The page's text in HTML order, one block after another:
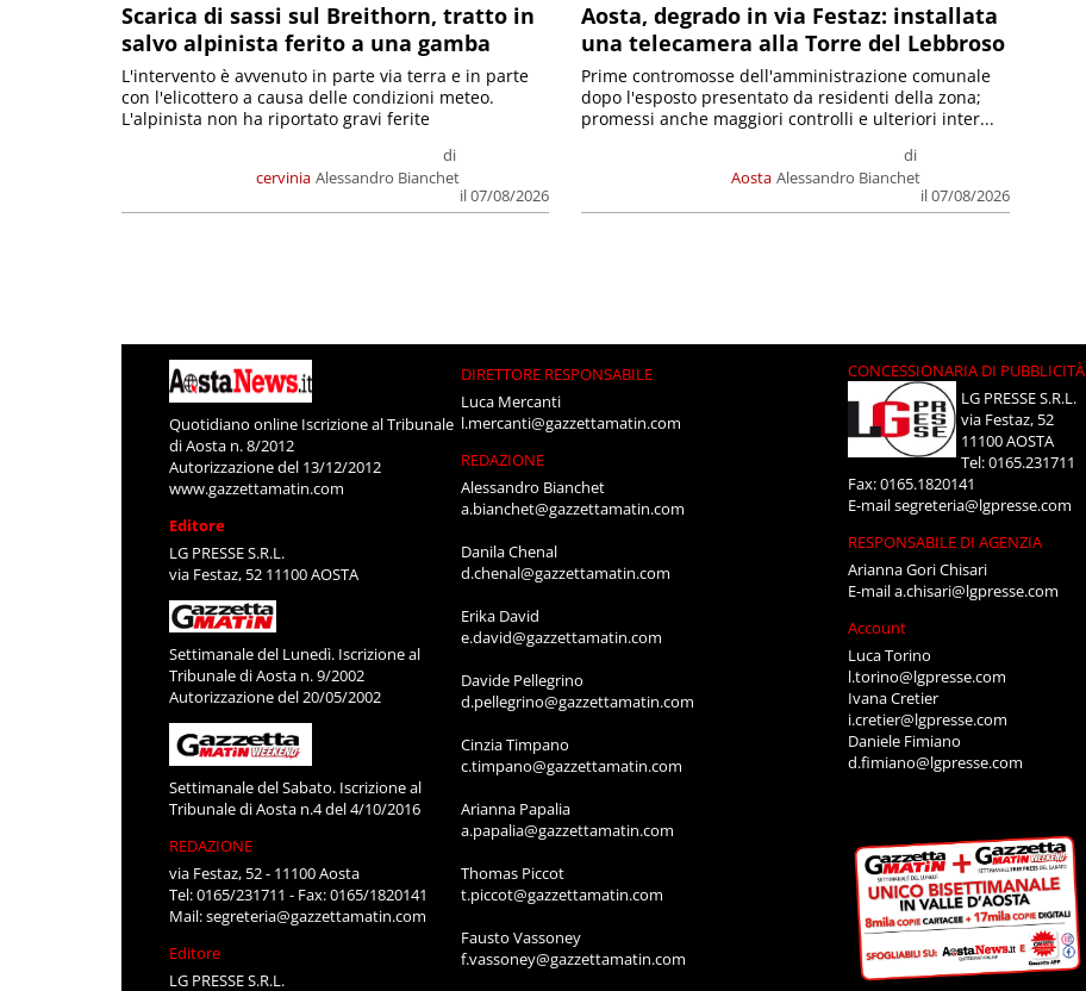
Scarica di sassi sul Breithorn, tratto in
salvo alpinista ferito a una gamba
cervinia
di
Alessandro Bianchet
il 07/08/2026
L'intervento è avvenuto in parte via terra e in parte
con l'elicottero a causa delle condizioni meteo.
L'alpinista non ha riportato gravi ferite
Aosta, degrado in via Festaz: installata
una telecamera alla Torre del Lebbroso
Aosta
di
Alessandro Bianchet
il 07/08/2026
Prime contromosse dell'amministrazione comunale
dopo l'esposto presentato da residenti della zona;
promessi anche maggiori controlli e ulteriori inter...
Quotidiano online Iscrizione al Tribunale
di Aosta n. 8/2012
Autorizzazione del 13/12/2012
www.gazzettamatin.com
Editore
LG PRESSE S.R.L.
via Festaz, 52 11100 AOSTA
Settimanale del Lunedì. Iscrizione al
Tribunale di Aosta n. 9/2002
Autorizzazione del 20/05/2002
Settimanale del Sabato. Iscrizione al
Tribunale di Aosta n.4 del 4/10/2016
REDAZIONE
via Festaz, 52 - 11100 Aosta
Tel: 0165/231711 - Fax: 0165/1820141
Mail:segreteria@gazzettamatin.com
Editore
LG PRESSE S.R.L.
DIRETTORE RESPONSABILE
Luca Mercanti
l.mercanti@gazzettamatin.com
REDAZIONE
Alessandro Bianchet
a.bianchet@gazzettamatin.com
Danila Chenal
d.chenal@gazzettamatin.com
Erika David
e.david@gazzettamatin.com
Davide Pellegrino
d.pellegrino@gazzettamatin.com
Cinzia Timpano
c.timpano@gazzettamatin.com
Arianna Papalia
a.papalia@gazzettamatin.com
Thomas Piccot
t.piccot@gazzettamatin.com
Fausto Vassoney
f.vassoney@gazzettamatin.com
CONCESSIONARIA DI PUBBLICITÀ
LG PRESSE S.R.L.
via Festaz, 52
11100 AOSTA
Tel: 0165.231711
Fax: 0165.1820141
E-mailsegreteria@lgpresse.com
RESPONSABILE DI AGENZIA
Arianna Gori Chisari
E-maila.chisari@lgpresse.com
Account
Luca Torino
l.torino@lgpresse.com
Ivana Cretier
i.cretier@lgpresse.com
Daniele Fimiano
d.fimiano@lgpresse.com